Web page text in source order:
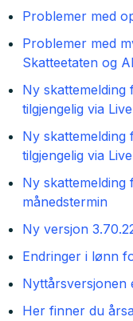
Problemer med
Problemer med
Skatteetaten og
Ny
tilgjengelig via
Ny
tilgjengelig via
Ny skattemelding
månedstermin
Ny versjon
Endringer i lønn
Nyttårsversjonen
Her finner du